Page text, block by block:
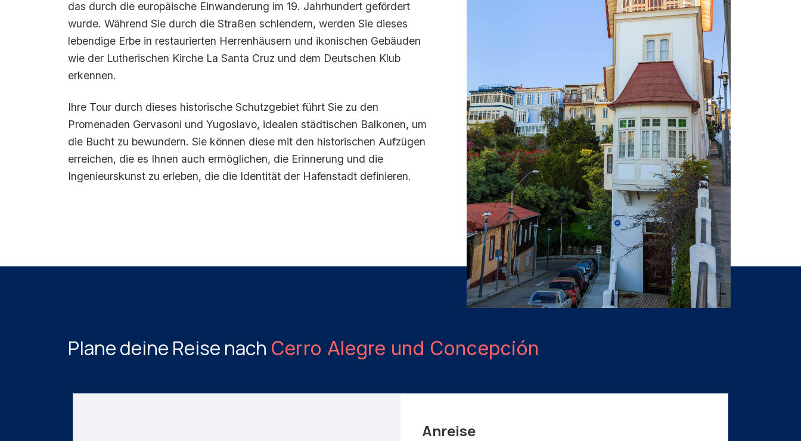
das durch die europäische Einwanderung im 19. Jahrhundert gefördert
wurde. Während Sie durch die Straßen schlendern, werden Sie dieses
lebendige Erbe in restaurierten Herrenhäusern und ikonischen Gebäuden
wie der Lutherischen Kirche La Santa Cruz und dem Deutschen Klub
erkennen.
Ihre Tour durch dieses historische Schutzgebiet führt Sie zu den
Promenaden Gervasoni und Yugoslavo, idealen städtischen Balkonen, um
die Bucht zu bewundern. Sie können diese mit den historischen Aufzügen
erreichen, die es Ihnen auch ermöglichen, die Erinnerung und die
Ingenieurskunst zu erleben, die die Identität der Hafenstadt definieren.
Plane deine Reise nach Cerro Alegre und Concepción
Anreise